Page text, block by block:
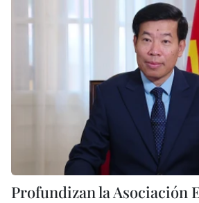
Profundizan la Asociación